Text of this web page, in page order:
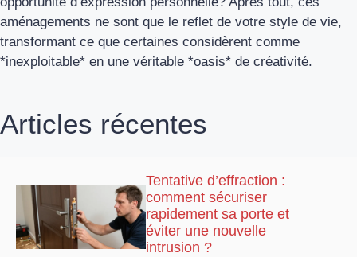
aménagements ne sont que le reflet de votre style de vie,
transformant ce que certaines considèrent comme
*inexploitable* en une véritable *oasis* de créativité.
Articles récentes
Tentative d’effraction :
comment sécuriser
rapidement sa porte et
éviter une nouvelle
intrusion ?